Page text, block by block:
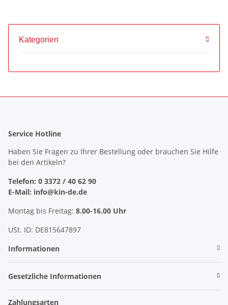
Kategorien
Service Hotline
Haben Sie Fragen zu Ihrer Bestellung oder brauchen Sie Hilfe
bei den Artikeln?
Telefon: 0 3372 / 40 62 90
E-Mail: info@kin-de.de
Montag bis Freitag: 8.00-16.00 Uhr
USt. ID: DE815647897
Informationen
Gesetzliche Informationen
Zahlungsarten